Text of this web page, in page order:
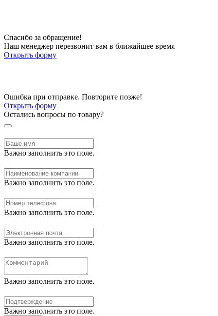
Спасибо за обращение!
Наш менеджер перезвонит вам в ближайшее время
Открыть форму
Ошибка при отправке. Повторите позже!
Открыть форму
Остались вопросы по товару?
Важно заполнить это поле.
Важно заполнить это поле.
Важно заполнить это поле.
Важно заполнить это поле.
Важно заполнить это поле.
Важно заполнить это поле.